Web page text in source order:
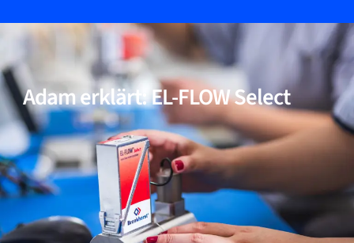
05
Inkl. Modelle für Anwendungen mit hoher Reinheit
und niedrigem ΔP
06
Bewährte Leistung
Adam erklärt: EL-FLOW Select